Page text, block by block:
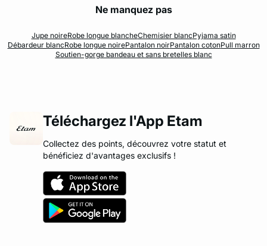
Ne manquez pas
Jupe noireRobe longue blancheChemisier blancPyjama satin
Débardeur blancRobe longue noirePantalon noirPantalon cotonPull marron
Soutien-gorge bandeau et sans bretelles blanc
Téléchargez l'App Etam
Collectez des points, découvrez votre statut et
bénéficiez d'avantages exclusifs !